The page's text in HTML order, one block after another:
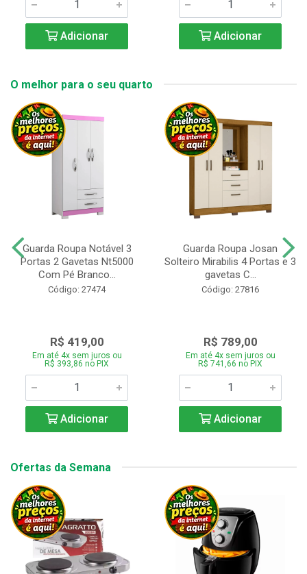
Adicionar Adicionar
O melhor para o seu quarto
Guarda Roupa Notável 3
Portas 2 Gavetas Nt5000
Com Pé Branco...
Código: 27474
R$ 419,00
Em até 4x sem juros ou
R$ 393,86 no PIX
Adicionar
Guarda Roupa Josan
Solteiro Mirabilis 4 Portas e 3
gavetas C...
Código: 27816
R$ 789,00
Em até 4x sem juros ou
R$ 741,66 no PIX
Adicionar
Ofertas da Semana